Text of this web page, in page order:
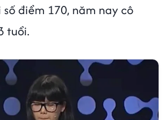
điểm 170, năm nay cô
tuổi.